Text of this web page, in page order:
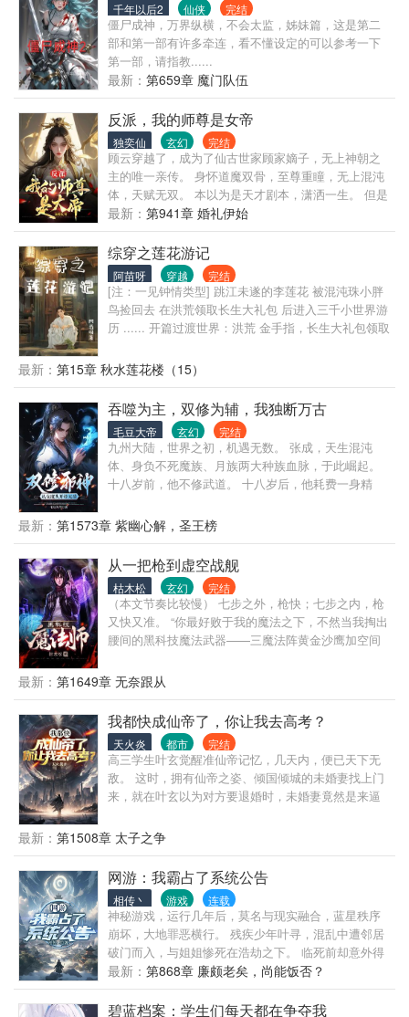
千年以后2 仙侠 完结
僵尸成神，万界纵横，不会太监，姊妹篇，这是第二
部和第一部有许多牵连，看不懂设定的可以参考一下
第一部，请指教......
最新： 第659章 魔门队伍
反派，我的师尊是女帝
独奕仙 玄幻 完结
顾云穿越了，成为了仙古世家顾家嫡子，无上神朝之
主的唯一亲传。 身怀道魔双骨，至尊重瞳，无上混沌
体，天赋无双。 本以为是天才剧本，潇洒一生。 但是
十八岁那年，顾云解锁了天命大反派系统。 他的道骨
从别人身上挖来的，魔骨是炼了一方小世界的全部生
灵，重瞳更是将一名准帝炼化后得到…… 顾家是天底
下最大的反派制造机？你们都想要找我报仇雪恨？ 那
就一起来吧！ 天命大反派，专制一切主角！
最新： 第941章 婚礼伊始
综穿之莲花游记
阿苗呀 穿越 完结
[注：一见钟情类型] 跳江未遂的李莲花 被混沌珠小胖
鸟捡回去 在洪荒领取长生大礼包 后进入三千小世界游
历 ...... 开篇过渡世界：洪荒 金手指，长生大礼包领取
凤凰&潇洒游医（已完成） 十世深情终得携手 第二个
世界：沉香如屑 清冷帝君&摆烂仙侍
最新： 第15章 秋水莲花楼（15）
吞噬为主，双修为辅，我独断万古
毛豆大帝 玄幻 完结
九州大陆，世界之初，机遇无数。 张成，天生混沌
体、身负不死魔族、月族两大种族血脉，于此崛起。
十八岁前，他不修武道。 十八岁后，他耗费一身精
动。 他修剑道、掌丹道、悟魔道，万法归一，掌天地
本源，脚踏真龙，携佳丽三千，傲然于世间！
最新： 第1573章 紫幽心解，圣王榜
从一把枪到虚空战舰
枯木松 玄幻 完结
（本文节奏比较慢） 七步之外，枪快；七步之内，枪
又快又准。 “你最好败于我的魔法之下，不然当我掏出
腰间的黑科技魔法武器——三魔法阵黄金沙鹰加空间
何应对。” 浮游炮，追踪飞剑，钢铁战士，虚空堡垒，
上帝之杖…… “神啊！时代变了。”——默里·格林
最新： 第1649章 无奈跟从
我都快成仙帝了，你让我去高考？
天火炎 都市 完结
高三学生叶玄觉醒准仙帝记忆，几天内，便已天下无
敌。 这时，拥有仙帝之姿、倾国倾城的未婚妻找上门
来，就在叶玄以为对方要退婚时，未婚妻竟然是来逼
最新： 第1508章 太子之争
网游：我霸占了系统公告
相传丶 游戏 连载
神秘游戏，运行几年后，莫名与现实融合，蓝星秩序
崩坏，大地罪恶横行。 残疾少年叶寻，混乱中遭邻居
破门而入，与姐姐惨死在浩劫之下。 临死前却意外得
到了传说中的造化圣宝，重生回游戏开服前一天。 再
次进入游戏后，叶寻凭着造化圣宝，资质翻倍，接连
达成各种成就，霸占系统公告，震惊世界，一骑绝
最新： 第868章 廉颇老矣，尚能饭否？
碧蓝档案：学生们每天都在争夺我